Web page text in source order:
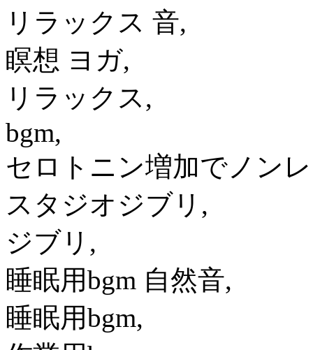
リラックス 音,
瞑想 ヨガ,
リラックス,
bgm,
セロトニン増加でノン
スタジオジブリ,
ジブリ,
睡眠用bgm 自然音,
睡眠用bgm,